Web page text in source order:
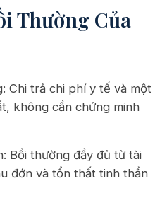
Thường Của
Chi trả chi phí y tế và một
không cần chứng minh
Bồi thường đầy đủ từ tài
đớn và tổn thất tinh thần